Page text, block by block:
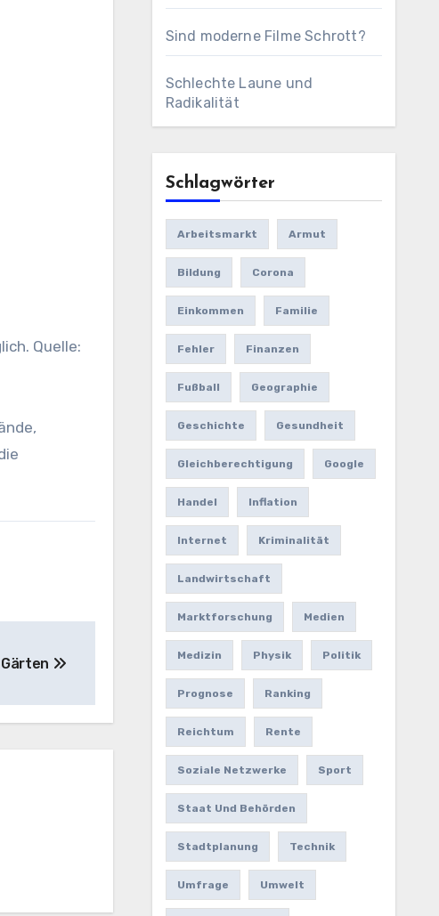
Quelle:
Sind moderne Filme Schrott?
Schlechte Laune und
Radikalität
Schlagwörter
Arbeitsmarkt Armut
Bildung Corona
Einkommen Familie
Fehler Finanzen
Fußball Geographie
Geschichte Gesundheit
Gleichberechtigung Google
Handel Inflation
Internet Kriminalität
Landwirtschaft
Marktforschung Medien
Medizin Physik Politik
Prognose Ranking
Reichtum Rente
Soziale Netzwerke Sport
Staat Und Behörden
Stadtplanung Technik
Umfrage Umwelt